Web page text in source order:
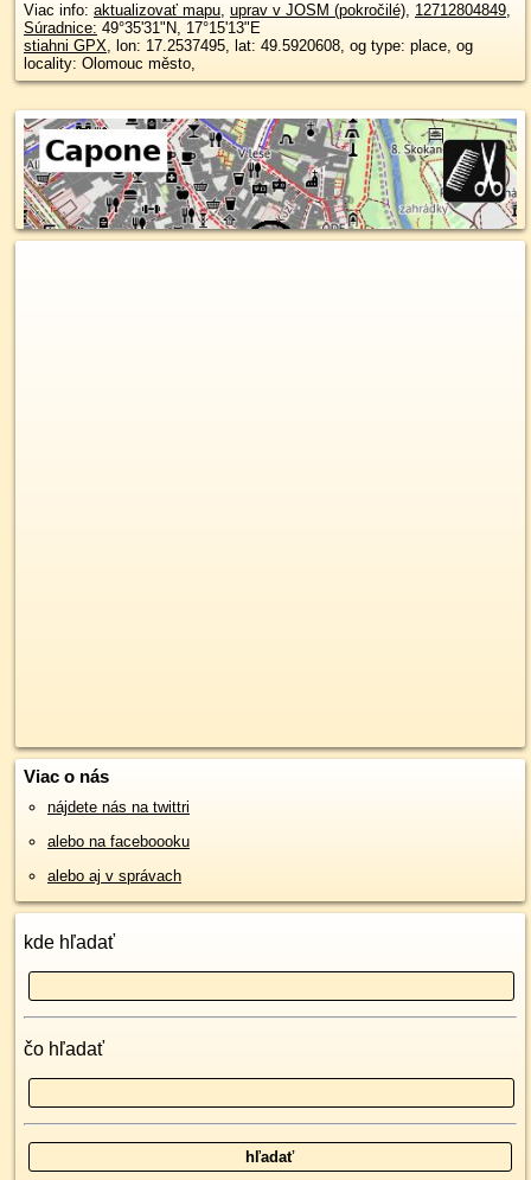
Viac info: aktualizovať mapu, uprav v JOSM (pokročilé), 12712804849,
Súradnice: 49°35'31"N, 17°15'13"E
stiahni GPX, lon: 17.2537495, lat: 49.5920608, og type: place, og
locality: Olomouc město,
Viac o nás
nájdete nás na twittri
alebo na faceboooku
alebo aj v správach
kde hľadať
čo hľadať